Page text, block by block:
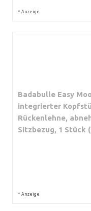
* Anzeige
Badabulle Easy
integrierter
Rückenlehne,
Sitzbezug, 1 Stück
* Anzeige